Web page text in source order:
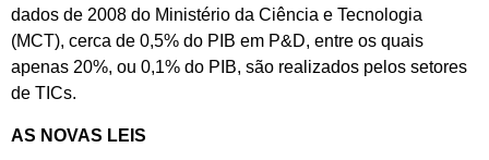
dados de 2008 do Ministério da Ciência e Tecnologia
(MCT), cerca de 0,5% do PIB em P&D, entre os quais
apenas 20%, ou 0,1% do PIB, são realizados pelos setores
de TICs.
AS NOVAS LEIS